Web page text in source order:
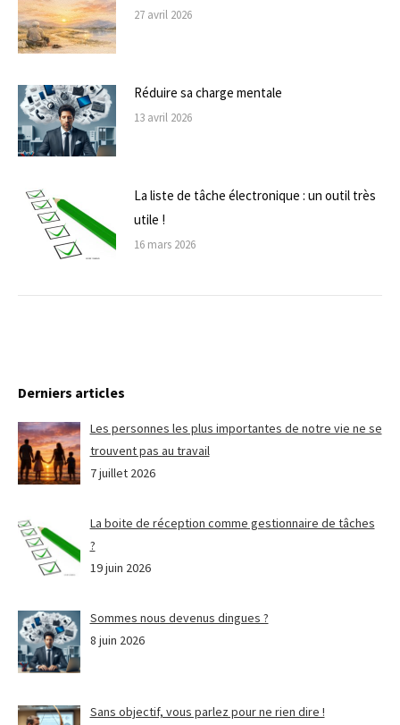
27 avril 2026
Réduire sa charge mentale
13 avril 2026
La liste de tâche électronique : un outil très
utile !
16 mars 2026
Derniers articles
Les personnes les plus importantes de notre vie ne se
trouvent pas au travail
7 juillet 2026
La boite de réception comme gestionnaire de tâches
?
19 juin 2026
Sommes nous devenus dingues ?
8 juin 2026
Sans objectif, vous parlez pour ne rien dire !